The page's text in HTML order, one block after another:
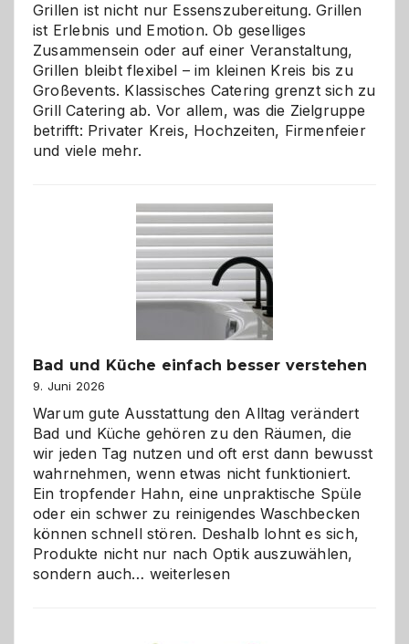
Grillen ist nicht nur Essenszubereitung. Grillen
ist Erlebnis und Emotion. Ob geselliges
Zusammensein oder auf einer Veranstaltung,
Grillen bleibt flexibel – im kleinen Kreis bis zu
Großevents. Klassisches Catering grenzt sich zu
Grill Catering ab. Vor allem, was die Zielgruppe
betrifft: Privater Kreis, Hochzeiten, Firmenfeier
und viele mehr.
Bad und Küche einfach besser verstehen
9. Juni 2026
Warum gute Ausstattung den Alltag verändert
Bad und Küche gehören zu den Räumen, die
wir jeden Tag nutzen und oft erst dann bewusst
wahrnehmen, wenn etwas nicht funktioniert.
Ein tropfender Hahn, eine unpraktische Spüle
oder ein schwer zu reinigendes Waschbecken
können schnell stören. Deshalb lohnt es sich,
Produkte nicht nur nach Optik auszuwählen,
sondern auch… Bad
weiterlesen